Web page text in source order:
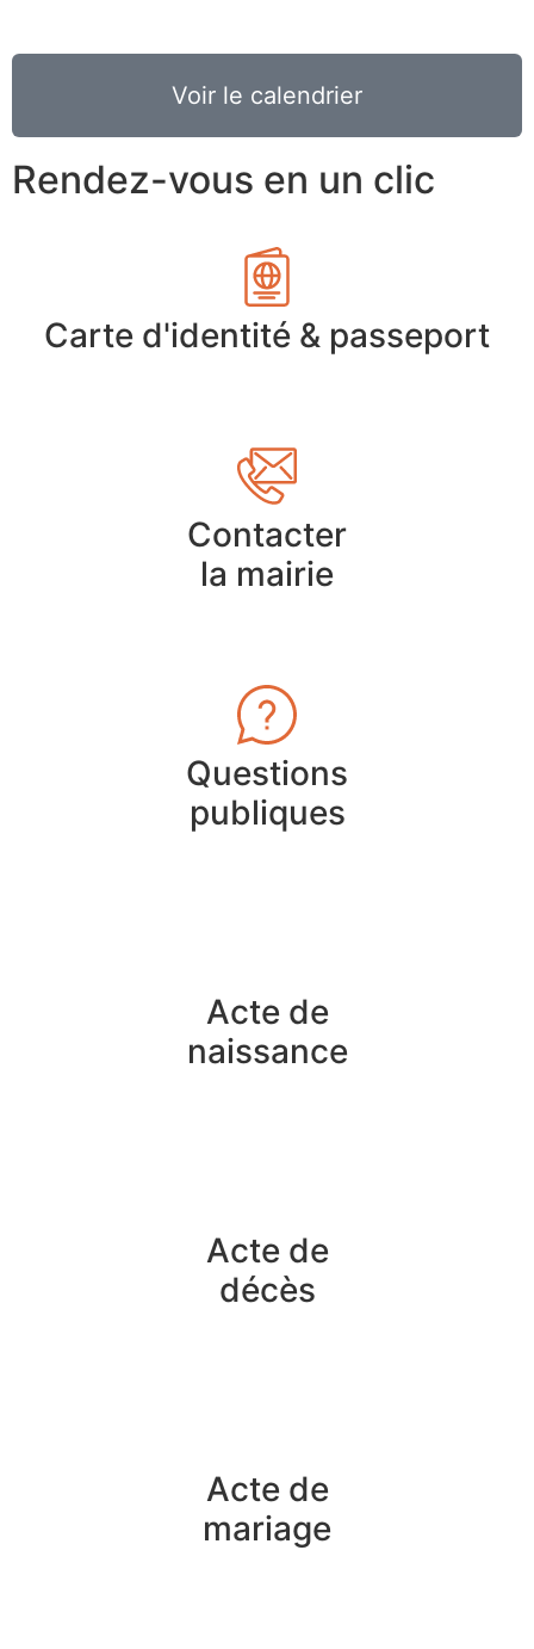
Voir le calendrier
Rendez-vous en un clic
Carte d'identité & passeport
Contacter
la mairie
Questions
publiques
Acte de
naissance
Acte de
décès
Acte de
mariage